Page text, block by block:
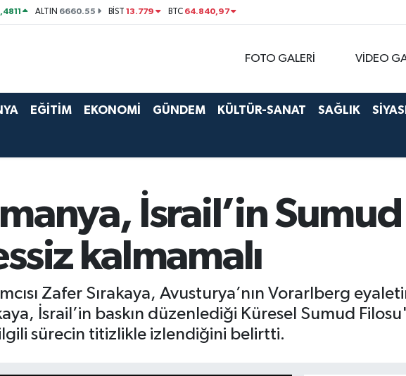
ALTIN 6660.55 BİST13.779 BTC 64.840,97
FOTO GALERİ VİDEO
EĞİTİM EKONOMİ GÜNDEM KÜLTÜR-SANAT SAĞLIK
İsrail’in Sumud
kalmamalı
Zafer Sırakaya, Avusturya’nın Vorarlberg
İsrail’in baskın düzenlediği Küresel Sumud
sürecin titizlikle izlendiğini belirtti.